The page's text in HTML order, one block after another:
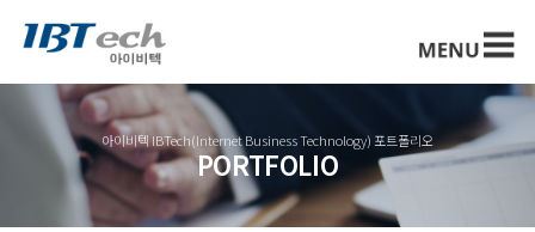
아이비텍 IBTech(Internet Business Technology) 포트폴리오
PORTFOLIO